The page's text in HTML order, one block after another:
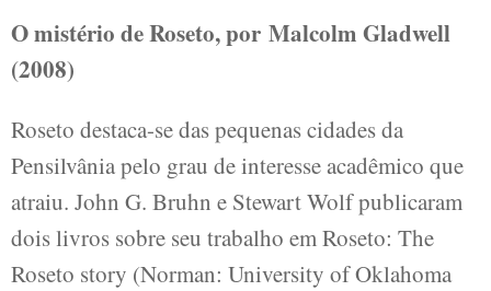
O mistério de Roseto, por Malcolm Gladwell
(2008)
Roseto destaca-se das pequenas cidades da
Pensilvânia pelo grau de interesse acadêmico que
atraiu. John G. Bruhn e Stewart Wolf publicaram
dois livros sobre seu trabalho em Roseto: The
Roseto story (Norman: University of Oklahoma